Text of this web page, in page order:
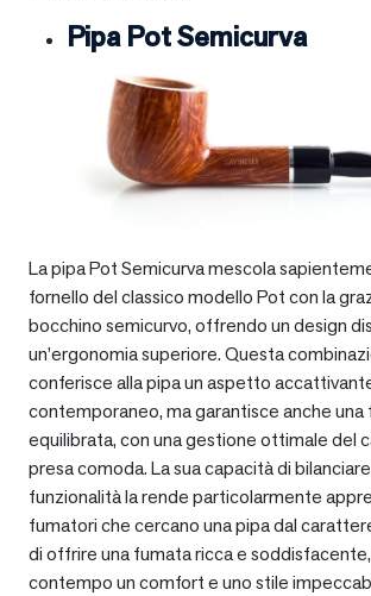
Pipa Pot Semicurva
La pipa Pot Semicurva mescola
fornello del classico modello Pot con la
bocchino semicurvo, offrendo un design
un’ergonomia superiore. Questa
conferisce alla pipa un aspetto
contemporaneo, ma garantisce anche una
equilibrata, con una gestione ottimale del
presa comoda. La sua capacità di
funzionalità la rende particolarmente
fumatori che cercano una pipa dal
di offrire una fumata ricca e
contempo un comfort e uno stile